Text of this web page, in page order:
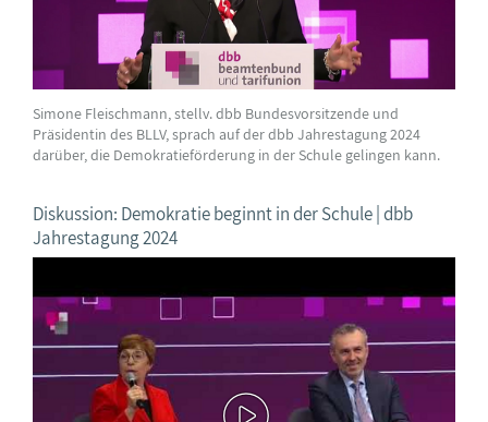
Simone Fleischmann, stellv. dbb Bundesvorsitzende und
Präsidentin des BLLV, sprach auf der dbb Jahrestagung 2024
darüber, die Demokratieförderung in der Schule gelingen kann.
Diskussion: Demokratie beginnt in der Schule | dbb
Jahrestagung 2024